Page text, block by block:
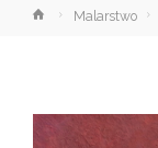
StronaMalarstwo